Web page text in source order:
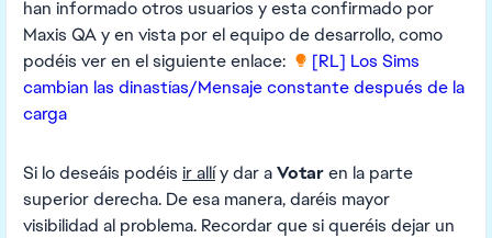
han informado otros usuarios y esta confirmado por
Maxis QA y en vista por el equipo de desarrollo, como
podéis ver en el siguiente enlace:
[RL] Los Sims
cambian las dinastías/Mensaje constante después de la
carga
Si lo deseáis podéis ir allíy dar aVotaren la parte
superior derecha. De esa manera, daréis mayor
visibilidad al problema. Recordar que si queréis dejar un